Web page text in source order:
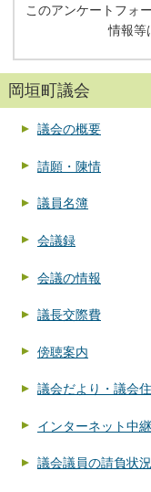
このアンケートフォ
情報等
岡垣町議会
議会の概要
請願・陳情
議員名簿
会議録
会議の情報
議長交際費
傍聴案内
議会だより・議会
インターネット中継
議会議員の請負状況